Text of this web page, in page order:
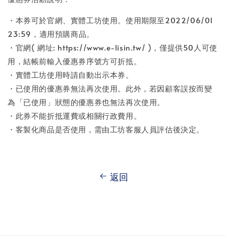
・本券可於官網、實體工坊使用。使用期限至2022/06/01
23:59，適用預購商品。
・官網( 網址: https://www.e-lisin.tw/ )，僅提供50人可使
用，結帳前輸入優惠券序號方可折抵。
・實體工坊使用時請自動出示本券。
・已使用的優惠券無法再次使用。此外，若因顧客誤按而變
為「已使用」狀態的優惠券也無法再次使用。
・此券不能折抵運費或相關行政費用。
・客製化商品是否使用，需由工坊客服人員評估後決定。
返回